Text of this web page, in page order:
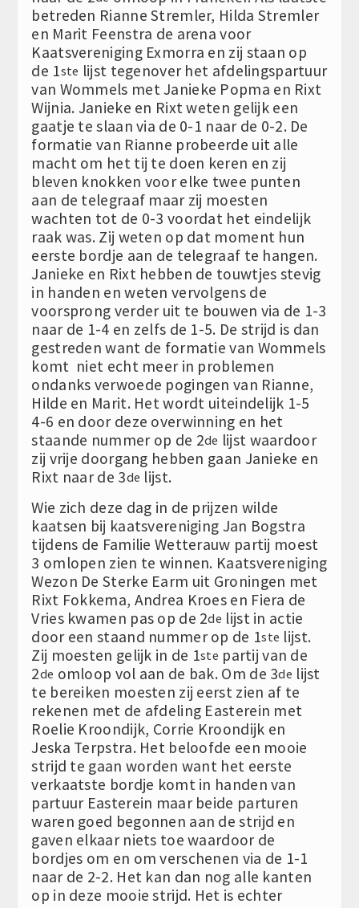
betreden Rianne Stremler, Hilda Stremler
en Marit Feenstra de arena voor
Kaatsvereniging Exmorra en zij staan op
de 1ste lijst tegenover het afdelingspartuur
van Wommels met Janieke Popma en Rixt
Wijnia. Janieke en Rixt weten gelijk een
gaatje te slaan via de 0-1 naar de 0-2. De
formatie van Rianne probeerde uit alle
macht om het tij te doen keren en zij
bleven knokken voor elke twee punten
aan de telegraaf maar zij moesten
wachten tot de 0-3 voordat het eindelijk
raak was. Zij weten op dat moment hun
eerste bordje aan de telegraaf te hangen.
Janieke en Rixt hebben de touwtjes stevig
in handen en weten vervolgens de
voorsprong verder uit te bouwen via de 1-3
naar de 1-4 en zelfs de 1-5. De strijd is dan
gestreden want de formatie van Wommels
komt niet echt meer in problemen
ondanks verwoede pogingen van Rianne,
Hilde en Marit. Het wordt uiteindelijk 1-5
4-6 en door deze overwinning en het
staande nummer op de 2de lijst waardoor
zij vrije doorgang hebben gaan Janieke en
Rixt naar de 3de lijst.
Wie zich deze dag in de prijzen wilde
kaatsen bij kaatsvereniging Jan Bogstra
tijdens de Familie Wetterauw partij moest
3 omlopen zien te winnen. Kaatsvereniging
Wezon De Sterke Earm uit Groningen met
Rixt Fokkema, Andrea Kroes en Fiera de
Vries kwamen pas op de 2de lijst in actie
door een staand nummer op de 1ste lijst.
Zij moesten gelijk in de 1ste partij van de
2de omloop vol aan de bak. Om de 3de lijst
te bereiken moesten zij eerst zien af te
rekenen met de afdeling Easterein met
Roelie Kroondijk, Corrie Kroondijk en
Jeska Terpstra. Het beloofde een mooie
strijd te gaan worden want het eerste
verkaatste bordje komt in handen van
partuur Easterein maar beide parturen
waren goed begonnen aan de strijd en
gaven elkaar niets toe waardoor de
bordjes om en om verschenen via de 1-1
naar de 2-2. Het kan dan nog alle kanten
op in deze mooie strijd. Het is echter